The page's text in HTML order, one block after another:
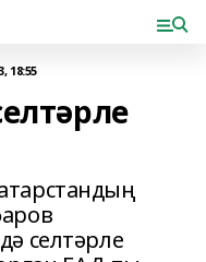
18:55
селтәрле